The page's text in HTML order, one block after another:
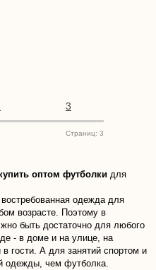
3
Страниц: 3
оптом футболки для
одежда для
возрасте. Поэтому в
быть достаточно для любого
- в доме и на улице, на
гости. А для занятий спортом и
одежды, чем футболка.